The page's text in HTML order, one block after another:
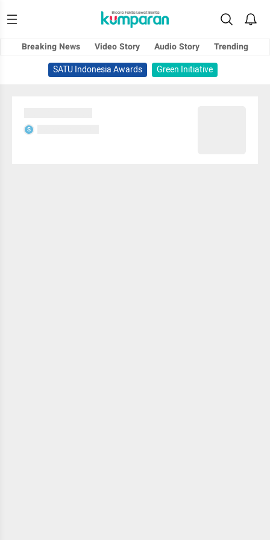
Breaking News Video Story Audio Story
Trending
SATU Indonesia Awards
Green Initiative
S